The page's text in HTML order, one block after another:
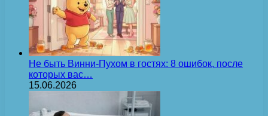
Не быть Винни-Пухом в гостях: 8 ошибок, после
которых вас…
15.06.2026